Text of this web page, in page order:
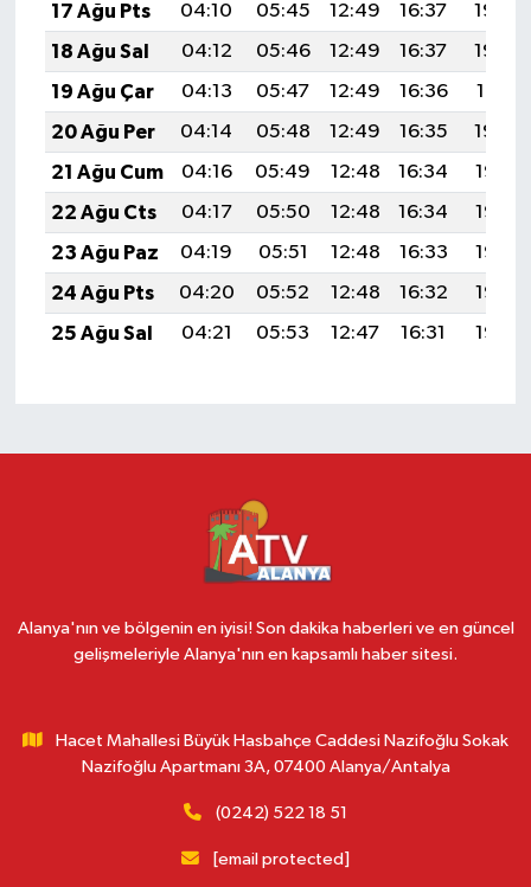
17 Ağu Pts 04:10 05:45 12:49 16:37
19:43
18 Ağu Sal
04:12 05:46 12:49 16:37
19:42
19 Ağu Çar
04:13 05:47 12:49 16:36
19:41
20 Ağu Per
04:14 05:48 12:49 16:35
19:39
21 Ağu Cum
04:16 05:49 12:48 16:34
19:38
22 Ağu Cts
04:17 05:50 12:48 16:34
19:36
23 Ağu Paz
04:19 05:51 12:48 16:33
19:35
24 Ağu Pts
04:20 05:52 12:48 16:32
19:33
25 Ağu Sal
04:21 05:53 12:47 16:31 19:32
Alanya'nın ve bölgenin en iyisi! Son dakika haberleri ve en güncel
gelişmeleriyle Alanya'nın en kapsamlı haber sitesi.
Hacet Mahallesi Büyük Hasbahçe Caddesi Nazifoğlu Sokak
Nazifoğlu Apartmanı 3A, 07400 Alanya/Antalya
(0242) 522 18 51
[email protected]